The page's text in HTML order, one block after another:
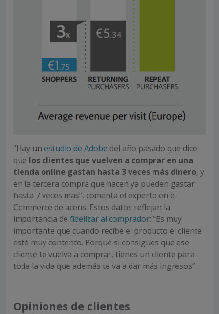
“Hay un estudio de Adobe del año pasado que dice
que los clientes que vuelven a comprar en una
tienda online gastan hasta 3 veces más dinero, y
en la tercera compra que hacen ya pueden gastar
hasta 7 veces más”, comenta el experto en e-
Commerce de acens. Estos datos reflejan la
importancia de fidelizar al comprador: “Es muy
importante que cuando recibe el producto el cliente
esté muy contento. Porque si consigues que ese
cliente te vuelva a comprar, tienes un cliente para
toda la vida que además te va a dar más ingresos”.
Opiniones de clientes